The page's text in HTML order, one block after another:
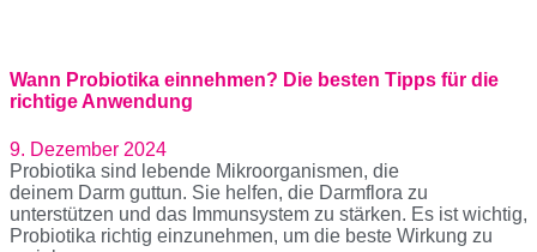
Wann Probiotika einnehmen? Die besten Tipps für die
richtige Anwendung
9. Dezember 2024
Probiotika sind lebende Mikroorganismen, die
deinem Darm guttun. Sie helfen, die Darmflora zu
unterstützen und das Immunsystem zu stärken. Es ist wichtig,
Probiotika richtig einzunehmen, um die beste Wirkung zu